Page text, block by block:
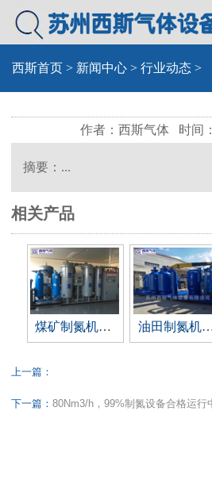
西斯首页 > 新闻中心 > 行业动态 >
作者：西斯气体 时间
摘要：...
相关产品
煤矿制氮机，矿用制氮设备 油田制氮机，油田专
上一篇：
下一篇： 80Nm3/h，99%制氮设备合格运行